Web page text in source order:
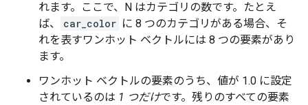
れます。ここで、N はカテゴリの数です。たとえ
ば、
car_color に 8 つのカテゴリがある場合、そ
れを表すワンホット ベクトルには 8 つの要素があり
ます。
ワンホット ベクトルの要素のうち、値が 1.0 に設定
されているのは 1 つだけです。残りのすべての要素